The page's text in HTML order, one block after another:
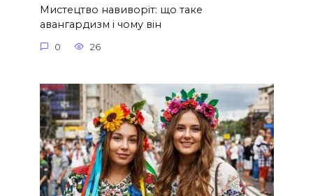
Мистецтво навиворіт: що таке
авангардизм і чому він
0 26